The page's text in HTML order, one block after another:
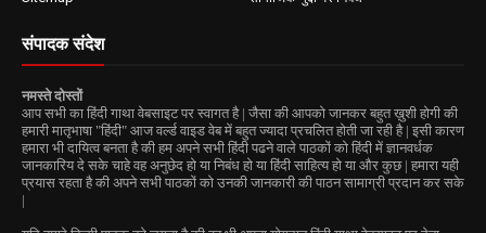
संपादक संदेश
नमस्ते दोस्तों
आप सभी का हिंदी गाथा वेबसाइट पर स्वागत है | जैसा की आपको जानकर बहुत ख़ुशी होगी की
हमारी मातृभाषा "हिंदी" आज वर्ल्ड वाइड वेब में बहुत ज्यादा प्रचलित होती जा रही है | इसी कारण
हमारा भी दायित्व बनता है की हम अपने सभी हिंदी पढने वाले पाठकों को हिंदी में ज्ञानवर्धक
जानकारिय दे सके चाहे वह अनुछेद हो या निबंध हो या हिंदी साहित्य हो या और कुछ | हमारा यही
प्रयास रहता है की अपने सभी पाठकों को उनकी जानकारी की पाठन सामाग्री प्रदान कर सके
|